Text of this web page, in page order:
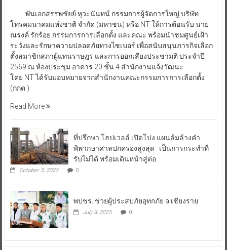
พันเอกสรรพชัยย์ หุวะนันทน์ กรรมการผู้จัดการใหญ่ บริษัท
โทรคมนาคมแห่งชาติ จำกัด (มหาชน) หรือ NT ให้การต้อนรับ นาย
ณรงค์ รักร้อย กรรมการการเลือกตั้ง และคณะ พร้อมนำชมศูนย์เฝ้า
ระวังและรักษาความปลอดภัยทางไซเบอร์ เพื่อสนับสนุนภารกิจเลือก
ตั้งสมาชิกสภาผู้แทนราษฎร และการออกเสียงประชามติ ประจำปี
2569 ณ ห้องประชุม อาคาร 20 ชั้น 4 สำนักงานแจ้งวัฒนะ
โดย NT ได้รับมอบหมายจากสำนักงานคณะกรรมการการเลือกตั้ง
(กกต.)
Read More
ที่ปรึกษา โฮปเวลล์ เปิดโปง แผนล้มล้างคำ
พิพากษาศาลปกครองสูงสุด เป็นการกระทำที่
รับไม่ได้ พร้อมเดินหน้าสู่ต่อ
October 5, 2025 0
พปชร. ช่วยผู้ประสบภัยอุทกภัย จ.เชียงราย
July 3, 2025 0